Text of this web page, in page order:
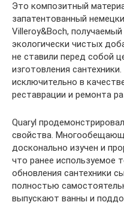
Это композитный
запатентованный
Villeroy&Boch,
экологически чистых
не ставили перед собой
изготовления
исключительно в
реставрации и ремонта
Quaryl
свойства.
досконально изучен и
что ранее используемое
обновления сантехники
полностью
выпускают ванны и